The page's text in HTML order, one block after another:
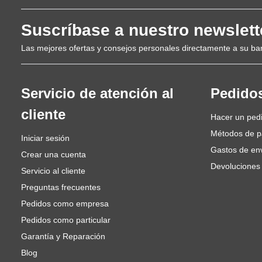
Embalaje de 10 hojas por grano
Suscríbase a nuestro
Las mejores ofertas y consejos personales directamente a su
Servicio de atención al
cliente
Iniciar sesión
Crear una cuenta
Servicio al cliente
Preguntas frecuentes
Pedidos como empresa
Pedidos como particular
Garantía y Reparación
Blog
Hacer un
Métodos de
Gastos de
Devoluciones